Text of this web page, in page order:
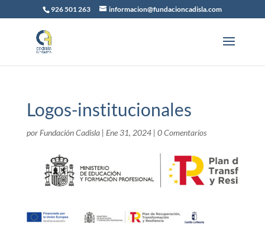
926 501 263 informacion@fundacioncadisla.com
Logos-institucionales
por Fundación Cadisla| Ene 31, 2024| 0 Comentarios